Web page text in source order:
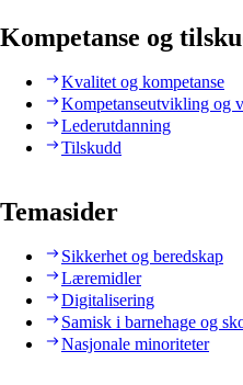
Kompetanse og
Kvalitet og kompetanse
Kompetanseutvikling og
Lederutdanning
Tilskudd
Temasider
Sikkerhet og beredskap
Læremidler
Digitalisering
Samisk i barnehage og
Nasjonale minoriteter